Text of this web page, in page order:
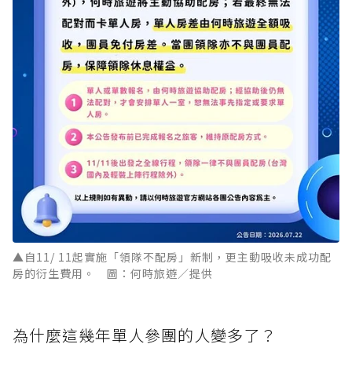
▲自11/ 11起實施「領隊不配房」新制，更主動吸收未成功配
房的衍生費用。 圖：何時旅遊／提供
為什麼這幾年單人參團的人變多了？